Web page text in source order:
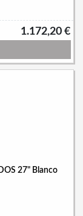
1.172,20 €
27" Blanco